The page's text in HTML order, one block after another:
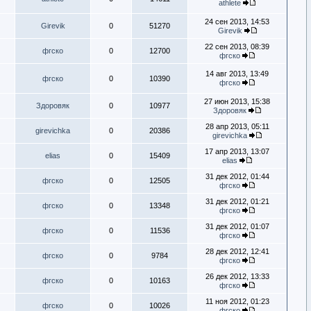
athlete
Girevik 0 51270
24 сен 2013, 14:53
Girevik
фгско 0 12700
22 сен 2013, 08:39
фгско
фгско 0 10390
14 авг 2013, 13:49
фгско
Здоровяк 0 10977
27 июн 2013, 15:38
Здоровяк
girevichka 0 20386
28 апр 2013, 05:11
girevichka
elias 0 15409
17 апр 2013, 13:07
elias
фгско 0 12505
31 дек 2012, 01:44
фгско
фгско 0 13348
31 дек 2012, 01:21
фгско
фгско 0 11536
31 дек 2012, 01:07
фгско
фгско 0 9784
28 дек 2012, 12:41
фгско
фгско 0 10163
26 дек 2012, 13:33
фгско
фгско 0 10026
11 ноя 2012, 01:23